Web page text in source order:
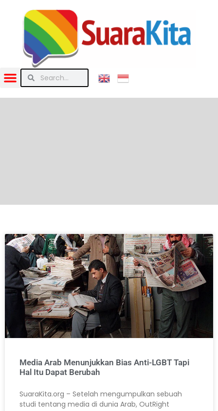
Media Arab Menunjukkan Bias Anti-LGBT Tapi
Hal Itu Dapat Berubah
SuaraKita.org – Setelah mengumpulkan sebuah
studi tentang media di dunia Arab, OutRight